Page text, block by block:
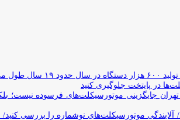
می‌کشد
در پایتخت جلوگیری کنید
جایگزینی موتورسیکلت‌های فرسوده نیست؛
موتورسیکلت‌های نوشماره را بررسی